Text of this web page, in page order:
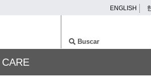
ENGLISH
Buscar